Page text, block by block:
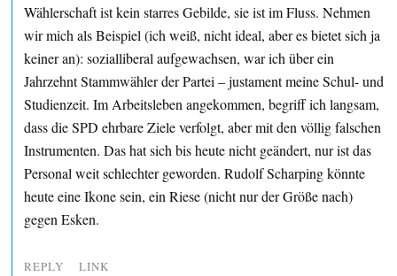
Wählerschaft ist kein starres Gebilde, sie ist im Fluss. Nehmen
wir mich als Beispiel (ich weiß, nicht ideal, aber es bietet sich ja
keiner an): sozialliberal aufgewachsen, war ich über ein
Jahrzehnt Stammwähler der Partei – justament meine Schul- und
Studienzeit. Im Arbeitsleben angekommen, begriff ich langsam,
dass die SPD ehrbare Ziele verfolgt, aber mit den völlig falschen
Instrumenten. Das hat sich bis heute nicht geändert, nur ist das
Personal weit schlechter geworden. Rudolf Scharping könnte
heute eine Ikone sein, ein Riese (nicht nur der Größe nach)
gegen Esken.
REPLY LINK